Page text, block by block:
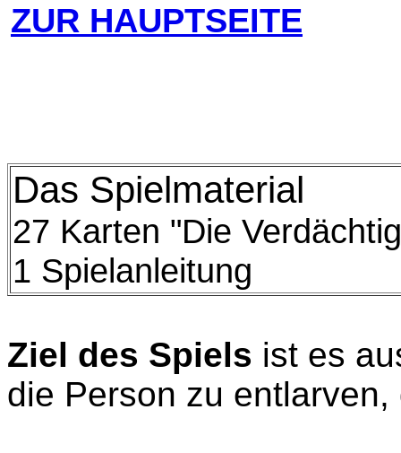
ZUR HAUPTSEITE
Das Spielmaterial
27 Karten "Die
1 Spielanleitung
Ziel des Spiels ist es
die Person zu